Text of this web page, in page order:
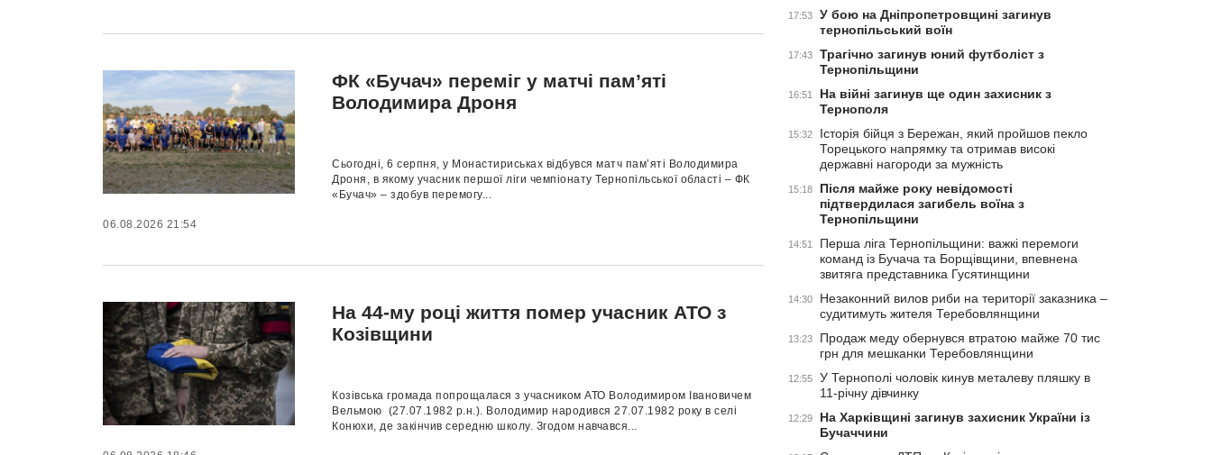
ФК «Бучач» переміг у матчі пам’яті
Володимира Дроня
Сьогодні, 6 серпня, у Монастириськах відбувся матч пам’яті Володимира
Дроня, в якому учасник першої ліги чемпіонату Тернопільської області – ФК
«Бучач» – здобув перемогу...
06.08.2026 21:54
На 44-му році життя помер учасник АТО з
Козівщини
Козівська громада попрощалася з учасником АТО Володимиром Івановичем
Вельмою (27.07.1982 р.н.). Володимир народився 27.07.1982 року в селі
Конюхи, де закінчив середню школу. Згодом навчався...
17:53
У бою на Дніпропетровщині загинув
тернопільський воїн
17:43
Трагічно загинув юний футболіст з
Тернопільщини
16:51
На війні загинув ще один захисник з
Тернополя
15:32
Історія бійця з Бережан, який пройшов пекло
Торецького напрямку та отримав високі
державні нагороди за мужність
15:18
Після майже року невідомості
підтвердилася загибель воїна з
Тернопільщини
14:51
Перша ліга Тернопільщини: важкі перемоги
команд із Бучача та Борщівщини, впевнена
звитяга представника Гусятинщини
14:30
Незаконний вилов риби на території заказника –
судитимуть жителя Теребовлянщини
13:23
Продаж меду обернувся втратою майже 70 тис
грн для мешканки Теребовлянщини
12:55
У Тернополі чоловік кинув металеву пляшку в
11-річну дівчинку
12:29
На Харківщині загинув захисник України із
Бучаччини